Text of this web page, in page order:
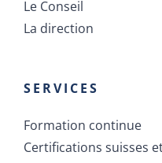
Le Conseil
La direction
SERVICES
Formation continue
Certifications suisses